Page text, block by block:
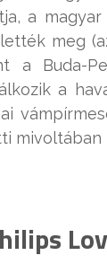
a
meg
a Buda-
a
mivoltában